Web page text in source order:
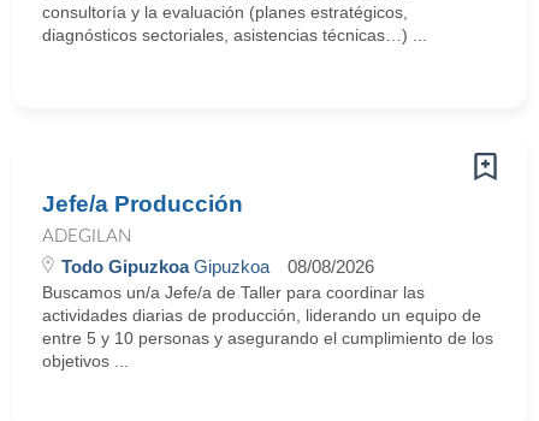
consultoría y la evaluación (planes estratégicos,
diagnósticos sectoriales, asistencias técnicas…) ...
Jefe/a Producción
ADEGILAN
Todo GipuzkoaGipuzkoa 08/08/2026
Buscamos un/a Jefe/a de Taller para coordinar las
actividades diarias de producción, liderando un equipo de
entre 5 y 10 personas y asegurando el cumplimiento de los
objetivos ...